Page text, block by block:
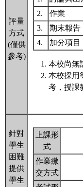
評量
方式
(僅供
參考)
2.
作業
3.
期末報告
4.
加分項目
本校尚無
本校採用
考，授課
針對
學生
困難
提供
學生
上課形
式
作業繳
交方式